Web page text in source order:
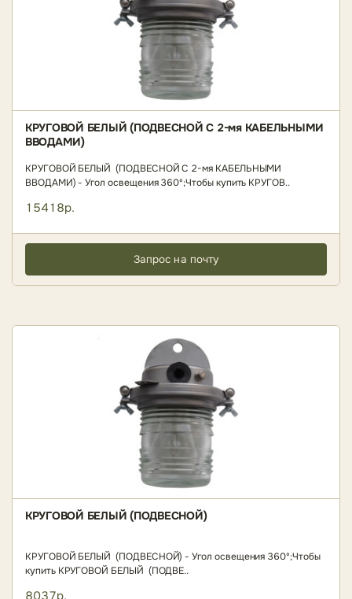
КРУГОВОЙ БЕЛЫЙ (ПОДВЕСНОЙ С 2-мя КАБЕЛЬНЫМИ
ВВОДАМИ)
КРУГОВОЙ БЕЛЫЙ (ПОДВЕСНОЙ С 2-мя КАБЕЛЬНЫМИ
ВВОДАМИ) - Угол освещения 360º;Чтобы купить КРУГОВ..
15418р.
Запрос на почту
КРУГОВОЙ БЕЛЫЙ (ПОДВЕСНОЙ)
КРУГОВОЙ БЕЛЫЙ (ПОДВЕСНОЙ) - Угол освещения 360º;Чтобы
купить КРУГОВОЙ БЕЛЫЙ (ПОДВЕ..
8037р.